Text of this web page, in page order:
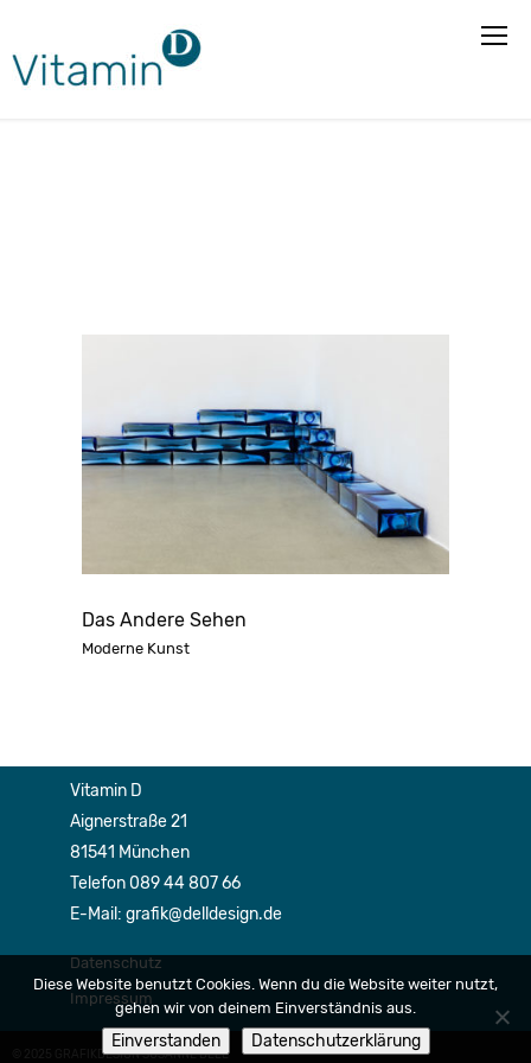
Das Andere Sehen
Moderne Kunst
Vitamin D
Aignerstraße 21
81541 München
Telefon 089 44 807 66
E-Mail: grafik@delldesign.de
Datenschutz
Impressum
© 2025 GRAFIKDESIGN SUSANNE DELL
Diese Website benutzt Cookies. Wenn du die Website weiter nutzt,
gehen wir von deinem Einverständnis aus.
Einverstanden Datenschutzerklärung